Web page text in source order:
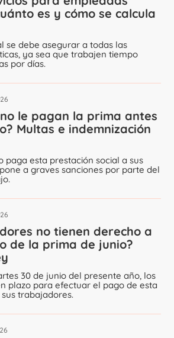
es y cómo se calcula
se debe asegurar a todas las
ya sea que trabajen tiempo
por días.
le pagan la prima antes
Multas e indemnización
paga esta prestación social a sus
a graves sanciones por parte del
no tienen derecho a
de la prima de junio?
30 de junio del presente año, los
plazo para efectuar el pago de esta
trabajadores.